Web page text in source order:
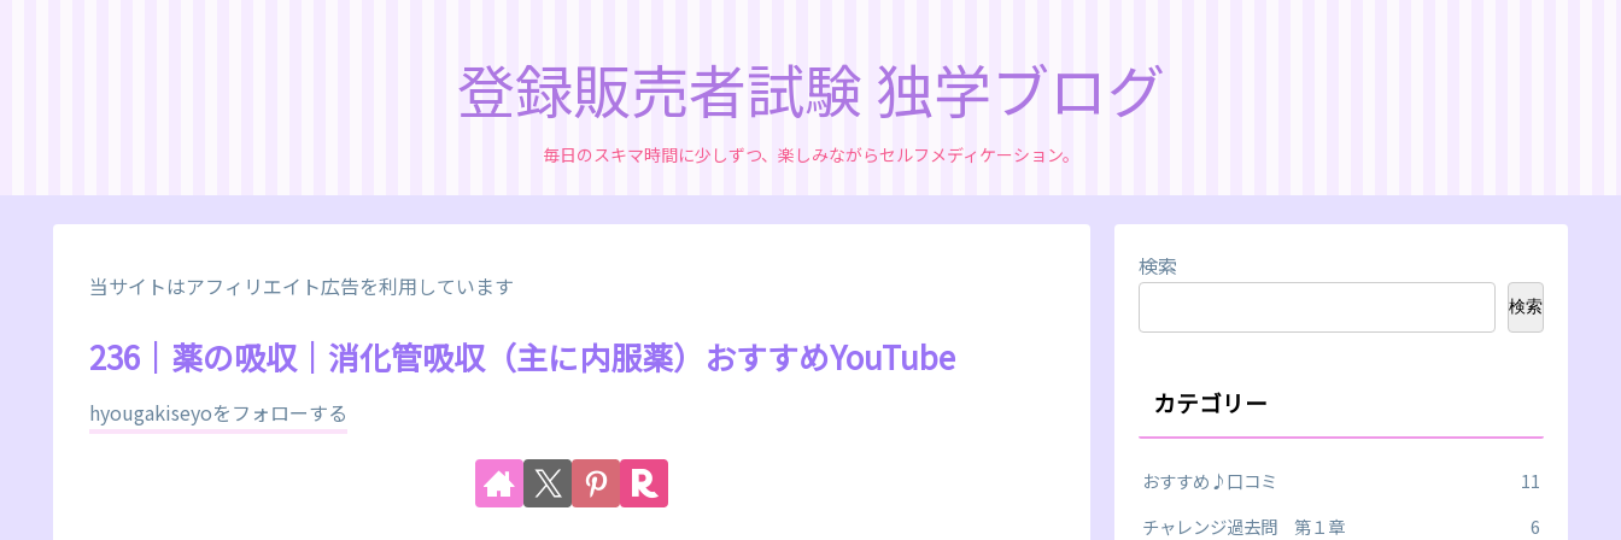
登録販売者試験 独学ブログ
毎日のスキマ時間に少しずつ、楽しみながらセルフメディケーション。
当サイトはアフィリエイト広告を利用しています
236｜薬の吸収｜消化管吸収（主に内服薬）おすすめYouTube
hyougakiseyoをフォローする
検索
検索
カテゴリー
おすすめ♪口コミ
11
チャレンジ過去問 第１章
6